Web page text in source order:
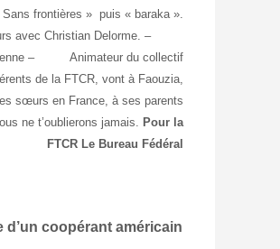
frontières » puis « baraka ».
avec Christian Delorme. –
– Animateur du collectif
de la FTCR, vont à Faouzia,
sœurs en France, à ses parents
ne t’oublierons jamais.
Pour la
FTCR Le Bureau Fédéral
d’un coopérant américain